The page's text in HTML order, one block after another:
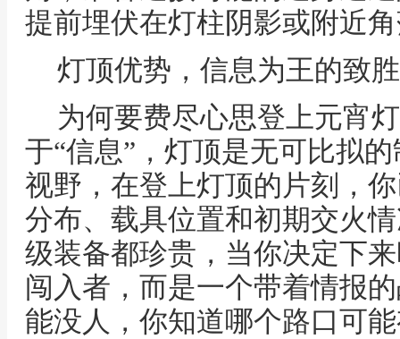
提前埋伏在灯柱阴影或附近
灯顶优势，信息为王的致
为何要费尽心思登上元宵
于“信息”，灯顶是无可比拟
视野，在登上灯顶的片刻，
分布、载具位置和初期交火
级装备都珍贵，当你决定下
闯入者，而是一个带着情报
能没人，你知道哪个路口可